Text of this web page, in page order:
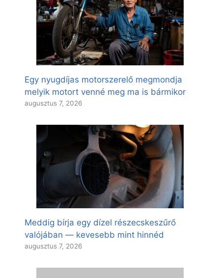
Egy nyugdíjas motorszerelő megmondja
melyik motort venné meg ma is bármikor
augusztus 7, 2026
Meddig bírja egy dízel részecskeszűrő
valójában — kevesebb mint hinnéd
augusztus 7, 2026